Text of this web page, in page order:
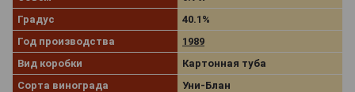
Градус
40.1%
Год производства
1989
Вид коробки
Картонная туба
Сорта винограда
Уни-Блан